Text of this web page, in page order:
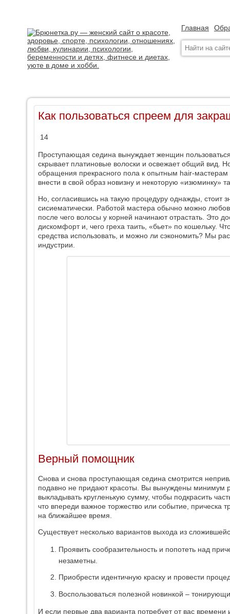
Главная
Как пользоваться спреем для
14
Проступающая седина вынуждает женщин
скрывает платиновые волоски и освежает общий вид.
обращения прекрасного пола к опытным hair-
внести в свой образ новизну и некоторую «изюминку»
Но, согласившись на такую процедуру однажды, стоит
сисиематически. Работой мастера обычно можно
после чего волосы у корней начинают отрастать. Это
дискомфорт и, чего греха таить, «бьет» по кошельку.
средства использовать, и можно ли сэкономить? Мы
индустрии.
Верный помощник
Снова и снова проступающая седина смотрится
подавно не придают красоты. Вы вынуждены минимум
выкладывать кругленькую сумму, чтобы подкрасить
что впереди важное торжество или событие, прическа
на ближайшее время.
Существует несколько вариантов выхода из
Проявить сообразительность и попотеть над
незаметны.
Приобрести идентичную краску и провести
Воспользоваться полезной новинкой –
И если первые два варианта потребует от вас времени